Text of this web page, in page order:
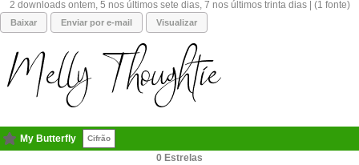
2 downloads ontem, 5 nos últimos sete dias, 7 nos últimos trinta dias | (1 fonte)
Baixar Enviar por e-mail Visualizar
My Butterfly Cifrão
0